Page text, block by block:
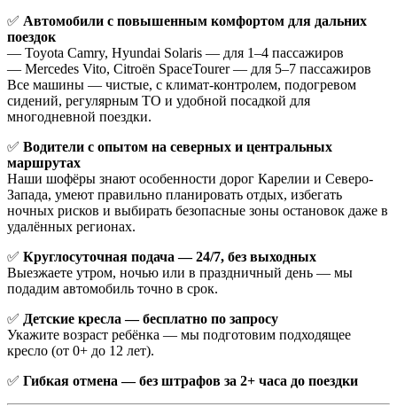
✅ Автомобили с повышенным комфортом для дальних
поездок
— Toyota Camry, Hyundai Solaris — для 1–4 пассажиров
— Mercedes Vito, Citroën SpaceTourer — для 5–7 пассажиров
Все машины — чистые, с климат-контролем, подогревом
сидений, регулярным ТО и удобной посадкой для
многодневной поездки.
✅ Водители с опытом на северных и центральных
маршрутах
Наши шофёры знают особенности дорог Карелии и Северо-
Запада, умеют правильно планировать отдых, избегать
ночных рисков и выбирать безопасные зоны остановок даже в
удалённых регионах.
✅ Круглосуточная подача — 24/7, без выходных
Выезжаете утром, ночью или в праздничный день — мы
подадим автомобиль точно в срок.
✅ Детские кресла — бесплатно по запросу
Укажите возраст ребёнка — мы подготовим подходящее
кресло (от 0+ до 12 лет).
✅ Гибкая отмена — без штрафов за 2+ часа до поездки